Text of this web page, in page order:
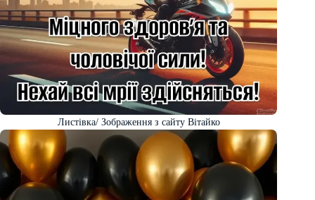
Листівка/ Зображення з сайту Вітайко